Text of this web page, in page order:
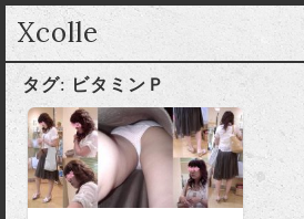
Xcolle
タグ: ビタミンＰ